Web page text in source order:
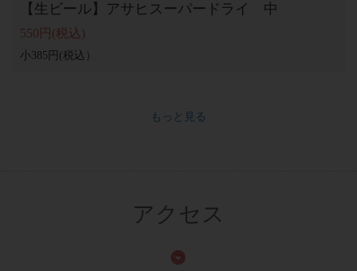
【生ビール】アサヒスーパードライ 中
550円 (税込)
小385円(税込）
もっと見る
アクセス